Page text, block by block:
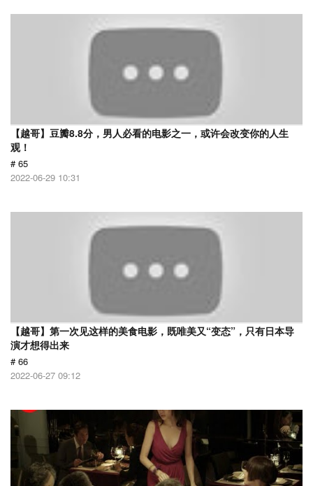
【越哥】豆瓣8.8分，男人必看的电影之一，或许会改变你的人生
观！
# 65
2022-06-29 10:31
【越哥】第一次见这样的美食电影，既唯美又“变态”，只有日本导
演才想得出来
# 66
2022-06-27 09:12